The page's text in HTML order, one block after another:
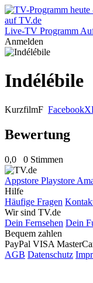
Live-TV Programm
Anmelden
Indélébile
KurzfilmF FacebookX
Bewertung
0,0 0 Stimmen
Appstore Playstore
Hilfe
Häufige Fragen
Wir sind TV.de
Dein Fernsehen Dein
Bequem zahlen
PayPal VISA
AGB Datenschutz